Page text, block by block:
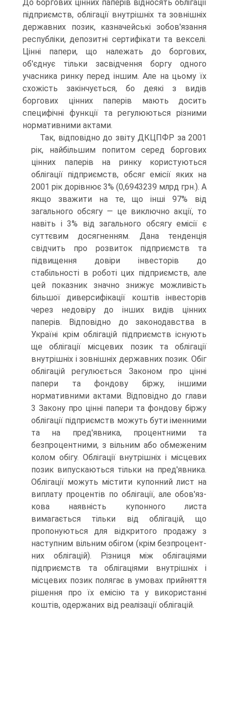
До боргових цінних паперів відно­сять облігації
підприємств, облігації внутрішніх та зовнішніх
державних позик, казначейські зобов'язання
республіки, депозитні сертифікати та векселі.
Цінні папери, що належать до боргових,
об'єднує тільки засвідчення боргу одного
учасника ринку перед іншим. Але на цьому їх
схожість закінчується, бо деякі з видів
боргових цінних паперів мають досить
специфічні функції та регулюють­ся різними
нормативними актами.
Так, відповідно до звіту ДКЦПФР за 2001
рік, найбільшим попитом серед боргових
цінних паперів на ринку користуються
облігації підприємств, обсяг емісії яких на
2001 рік дорівнює 3% (0,6943239 млрд грн.). А
якщо зважити на те, що інші 97% від
загального обсягу — це виключно акції, то
навіть і 3% від загального обсягу емісії є
суттєвим досягненням. Дана тенденція
свідчить про розвиток підприємств та
підвищення довіри інвесторів до
стабільності в роботі цих підприємств, але
цей показник значно знижує можливість
більшої дивер­сифікації коштів інвесторів
через недовіру до інших видів цінних
паперів. Від­повідно до законодавства в
Україні крім облігацій підприємств існують
ще об­лігації місцевих позик та облігації
внутрішніх і зовнішніх державних позик. Обіг
облігацій регулюється Законом про цінні
папери та фондову біржу, інши­ми
нормативними актами. Відповідно до глави
3 Закону про цінні папери та фондову біржу
облігації підприємств можуть бути іменними
та на пред'явника, процентними та
безпроцентними, з вільним або обмеженим
колом обігу. Облі­гації внутрішніх і місцевих
позик випускаються тільки на пред'явника.
Облігації можуть містити купонний лист на
виплату процентів по облігації, але обов'яз­
кова наявність купонного листа
вимагається тільки від облігацій, що
пропону­ються для відкритого продажу з
наступним вільним обігом (крім безпроцент­
них облігацій). Різниця між облігаціями
підприємств та облігаціями внутрішніх і
місцевих позик полягає в умовах прийняття
рішення про їх емісію та у вико­ристанні
коштів, одержаних від реалізації облігацій.